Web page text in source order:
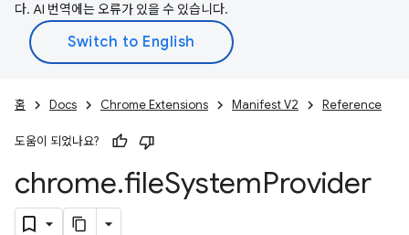
다. AI 번역에는 오류가 있을 수 있습니다.
홈 Docs Chrome Extensions Manifest V2 Reference
도움이 되었나요?
chrome.fileSystemProvider